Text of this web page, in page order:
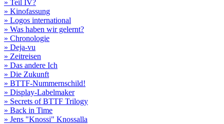
» Teil IV?
» Kinofassung
» Logos international
» Was haben wir gelernt?
» Chronologie
» Deja-vu
» Zeitreisen
» Das andere Ich
» Die Zukunft
» BTTF-Nummernschild!
» Display-Labelmaker
» Secrets of BTTF Trilogy
» Back in Time
» Jens "Knossi" Knossalla